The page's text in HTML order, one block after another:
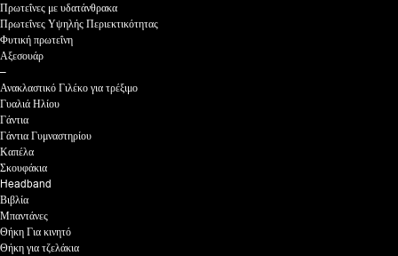
Πρωτεΐνες με υδατάνθρακα
Πρωτεΐνες Υψηλής Περιεκτικότητας
Φυτική πρωτεΐνη
Αξεσουάρ
–
Ανακλαστικό Γιλέκο για τρέξιμο
Γυαλιά Ηλίου
Γάντια
Γάντια Γυμναστηρίου
Καπέλα
Σκουφάκια
Headband
Βιβλία
Μπαντάνες
Θήκη Για κινητό
Θήκη για τζελάκια